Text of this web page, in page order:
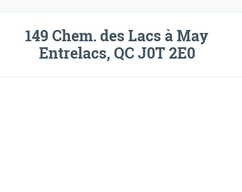
149 Chem. des Lacs à May
Entrelacs, QC J0T 2E0